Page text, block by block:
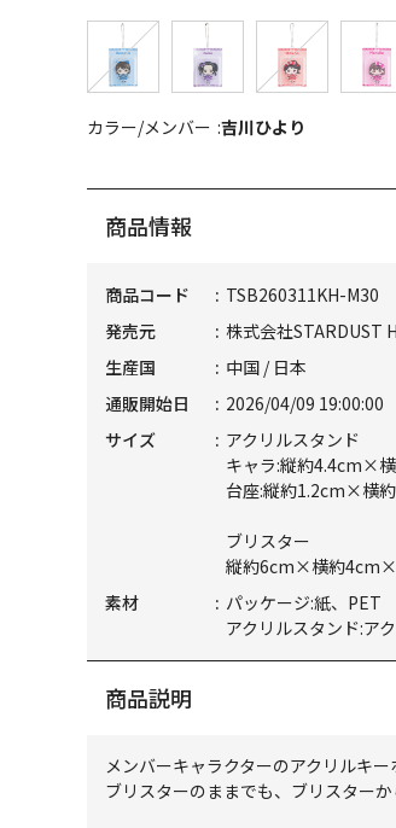
カラー/メンバー 吉川ひより
商品情報
商品コード
TSB260311KH-M30
発売元
株式会社STARDUST
生産国
中国 / 日本
通販開始日
2026/04/09 19:00:00
サイズ
アクリルスタンド
キャラ:縦約4.4cm×
台座:縦約1.2cm×横
ブリスター
縦約6cm×横約
素材
パッケージ:紙、PET
アクリルスタンド:ア
商品説明
メンバーキャラクターのアクリルキ
ブリスターのままでも、ブリスター